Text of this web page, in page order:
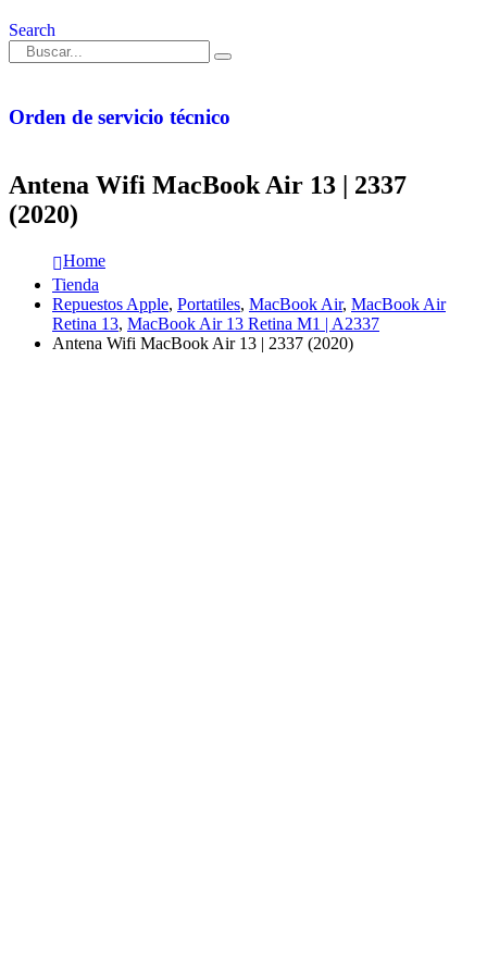
Search
Orden de servicio técnico
Antena Wifi MacBook Air 13 | 2337
(2020)
Home
Tienda
Repuestos Apple, Portatiles, MacBook Air, MacBook Air
Retina 13, MacBook Air 13 Retina M1 | A2337
Antena Wifi MacBook Air 13 | 2337 (2020)